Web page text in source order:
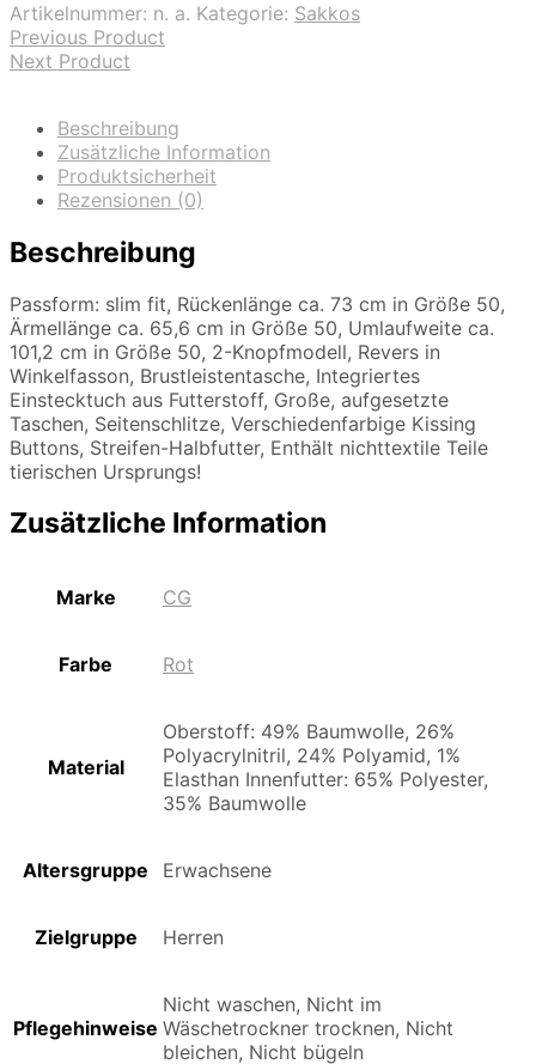
Artikelnummer: n. a. Kategorie: Sakkos
Previous Product
Next Product
Beschreibung
Zusätzliche Information
Produktsicherheit
Rezensionen (0)
Beschreibung
Passform: slim fit, Rückenlänge ca. 73 cm in Größe 50,
Ärmellänge ca. 65,6 cm in Größe 50, Umlaufweite ca.
101,2 cm in Größe 50, 2-Knopfmodell, Revers in
Winkelfasson, Brustleistentasche, Integriertes
Einstecktuch aus Futterstoff, Große, aufgesetzte
Taschen, Seitenschlitze, Verschiedenfarbige Kissing
Buttons, Streifen-Halbfutter, Enthält nichttextile Teile
tierischen Ursprungs!
Zusätzliche Information
Marke CG
Farbe Rot
Material
Oberstoff: 49% Baumwolle, 26%
Polyacrylnitril, 24% Polyamid, 1%
Elasthan Innenfutter: 65% Polyester,
35% Baumwolle
Altersgruppe Erwachsene
Zielgruppe Herren
Pflegehinweise
Nicht waschen, Nicht im
Wäschetrockner trocknen, Nicht
bleichen, Nicht bügeln